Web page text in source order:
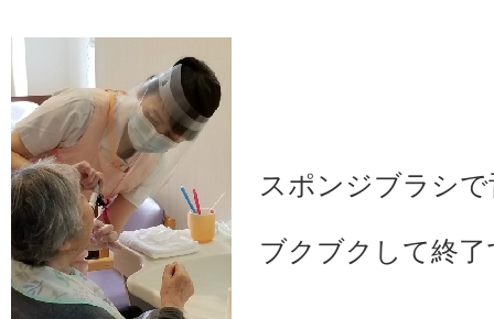
スポンジブラシで
ブクブクして終了